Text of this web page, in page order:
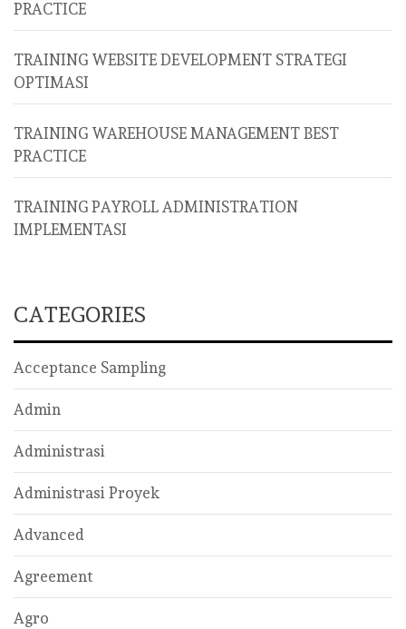
PRACTICE
TRAINING WEBSITE DEVELOPMENT STRATEGI
OPTIMASI
TRAINING WAREHOUSE MANAGEMENT BEST
PRACTICE
TRAINING PAYROLL ADMINISTRATION
IMPLEMENTASI
CATEGORIES
Acceptance Sampling
Admin
Administrasi
Administrasi Proyek
Advanced
Agreement
Agro